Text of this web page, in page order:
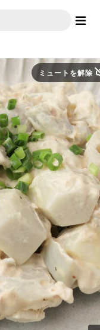
ミュートを解除